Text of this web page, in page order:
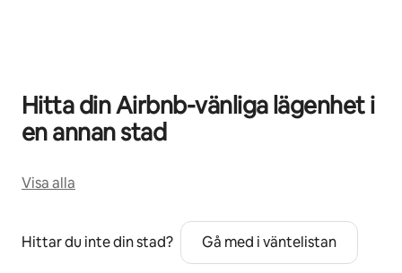
Hitta din Airbnb-vänliga lägenhet i
en annan stad
Visa alla
Hittar du inte din stad? Gå med i väntelistan